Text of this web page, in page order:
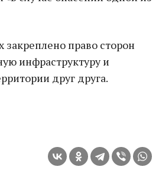
право сторон
инфраструктуру и
друг друга.